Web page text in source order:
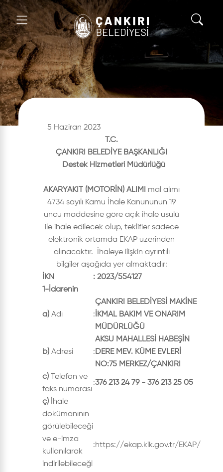
5 Haziran 2023
T.C.
ÇANKIRI BELEDİYE BAŞKANLIĞI
Destek Hizmetleri Müdürlüğü
AKARYAKIT (MOTORİN) ALIMI
mal alımı
4734 sayılı Kamu İhale Kanununun 19
uncu maddesine göre açık ihale usulü
ile ihale edilecek olup, teklifler sadece
elektronik ortamda EKAP üzerinden
alınacaktır. İhaleye ilişkin ayrıntılı
bilgiler aşağıda yer almaktadır:
İKN
: 2023/554127
1-İdarenin
a) Adı :
ÇANKIRI BELEDİYESİ MAKİNE
İKMAL BAKIM VE ONARIM
MÜDÜRLÜĞÜ
b) Adresi :
AKSU MAHALLESİ HABEŞİN
DERE MEV. KÜME EVLERİ
NO:75 MERKEZ/ÇANKIRI
c) Telefon ve
faks numarası
:376 213 24 79 - 376 213 25 05
ç) İhale
dokümanının
görülebileceği
ve e-imza
kullanılarak
indirilebileceği
:https://ekap.kik.gov.tr/EKAP/